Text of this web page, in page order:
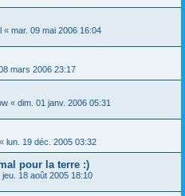
« mar. 09 mai 2006 16:04
mars 2006 23:17
« dim. 01 janv. 2006 05:31
« lun. 19 déc. 2005 03:32
pour la terre :)
jeu. 18 août 2005 18:10